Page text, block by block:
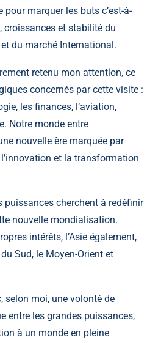
pour marquer les buts c’est-à-
croissances et stabilité du
et du marché International.
retenu mon attention, ce
concernés par cette visite :
les finances, l’aviation,
Notre monde entre
nouvelle ère marquée par
et la transformation
puissances cherchent à redéfinir
nouvelle mondialisation.
intérêts, l’Asie également,
Sud, le Moyen-Orient et
selon moi, une volonté de
entre les grandes puissances,
à un monde en pleine